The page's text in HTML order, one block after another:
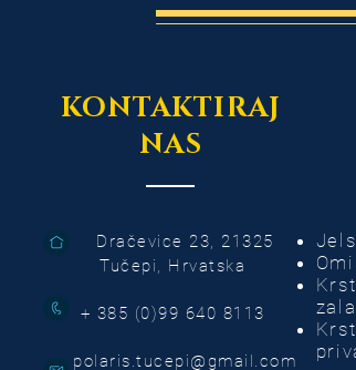
KONTAKTIRAJ
NAS
Dračevice 23, 21325
Tučepi, Hrvatska
+ 385 (0)99 640 8113
polaris.tucepi@gmail.com